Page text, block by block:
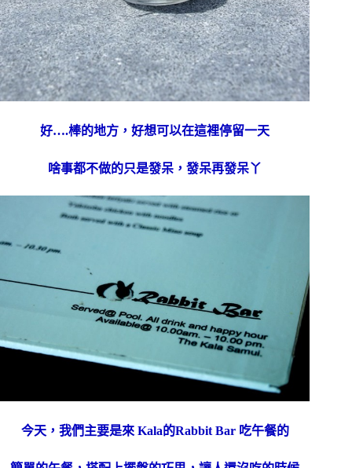
好….棒的地方，好想可以在這裡停留一天
啥事都不做的只是發呆，發呆再發呆丫
今天，我們主要是來 Kala的Rabbit Bar 吃午餐的